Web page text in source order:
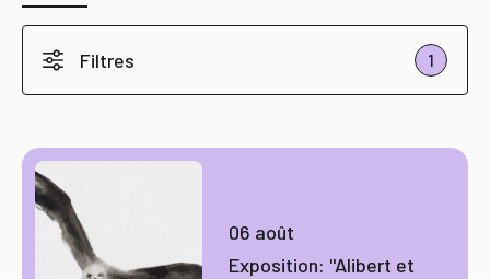
Filtres 1
06 août
Exposition: "Alibert et